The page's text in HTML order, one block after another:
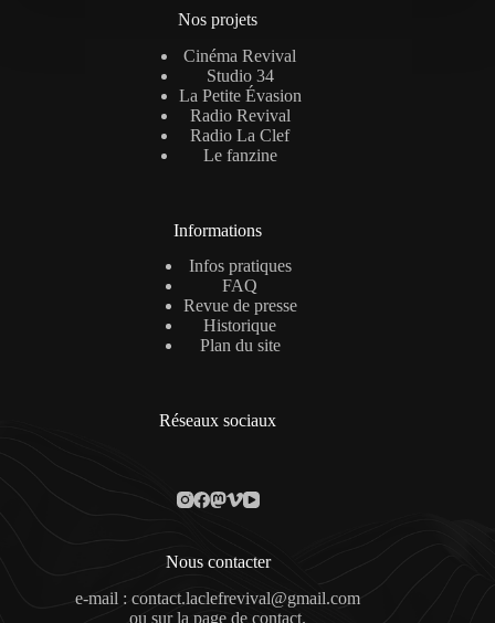
Nos projets
Cinéma Revival
Studio 34
La Petite Évasion
Radio Revival
Radio La Clef
Le fanzine
Informations
Infos pratiques
FAQ
Revue de presse
Historique
Plan du site
Réseaux sociaux
Nous contacter
e-mail : contact.laclefrevival@gmail.com
ou sur lapage de contact.